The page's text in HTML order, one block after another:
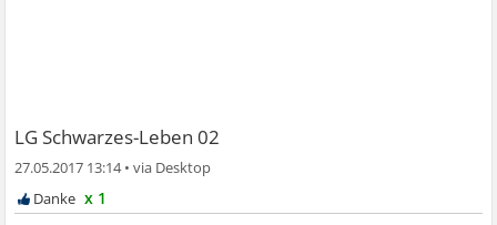
LG Schwarzes-Leben 02
27.05.2017 13:14•
x 1